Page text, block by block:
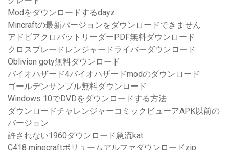
Modをダウンロードするdayz
Mincraftの最新バージョンをダウンロードできません
アドビアクロバットリーダーPDF無料ダウンロード
クロスブレードレンジャードライバーダウンロード
Oblivion goty無料ダウンロード
バイオハザード4バイオハザードmodのダウンロード
ゴールデンサンプル無料ダウンロード
Windows 10でDVDをダウンロードする方法
ダウンロードチャレンジャーコミックビューアAPK以前の
バージョン
許されない1960ダウンロード急流kat
C418 minecraftボリュームアルファダウンロードzip